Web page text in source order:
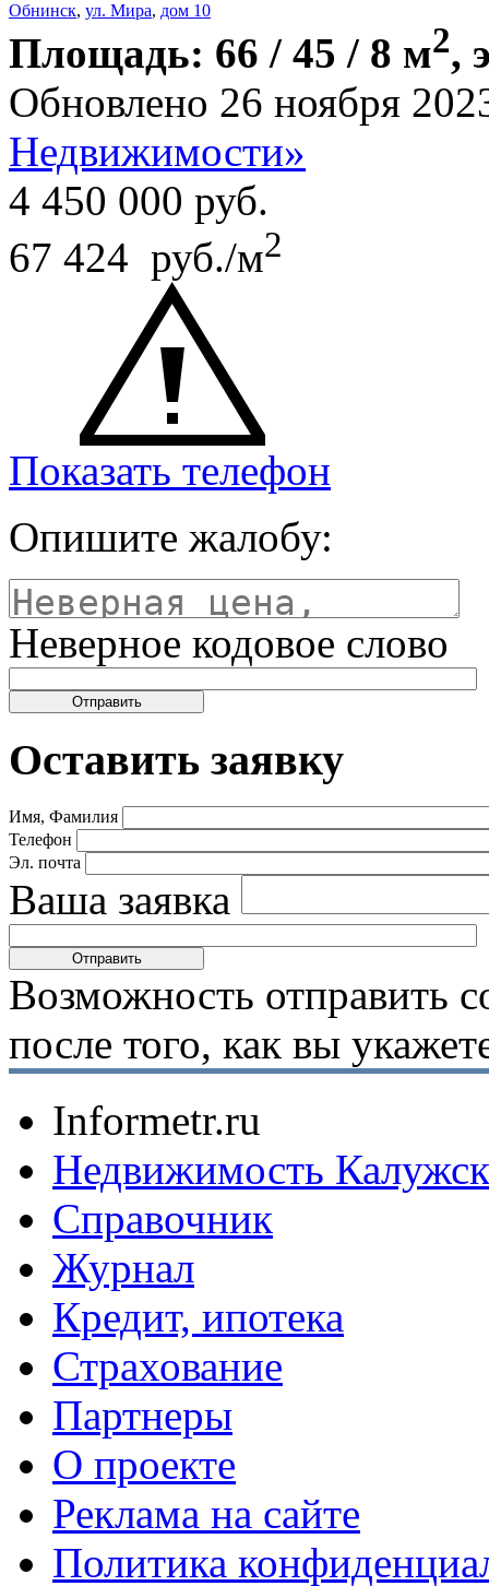
Обнинск, ул. Мира, дом 10
Площадь: 66 / 45 / 8 м2,
Обновлено 26 ноября
Недвижимости»
4 450 000 руб.
67 424 руб./м2
Показать телефон
Опишите жалобу:
Неверное кодовое слово
Оставить заявку
Имя, Фамилия
Телефон
Эл. почта
Ваша заявка
Возможность отправить
после того, как вы
Informetr.ru
Недвижимость
Справочник
Журнал
Кредит, ипотека
Страхование
Партнеры
O проекте
Реклама на сайте
Политика